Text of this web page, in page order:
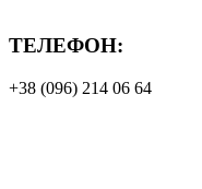
ТЕЛЕФОН:
+38 (096) 214 06 64